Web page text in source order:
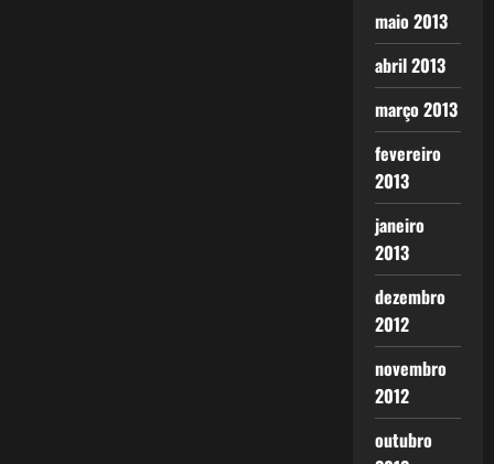
maio 2013
abril 2013
março 2013
fevereiro
2013
janeiro
2013
dezembro
2012
novembro
2012
outubro